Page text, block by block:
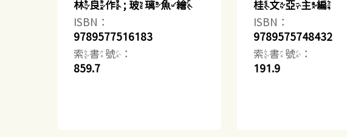
林良作 ; 玻璃魚繪
ISBN：
9789577516183
索書號：
859.7
桂文亞主編
ISBN：
9789575748432
索書號：
191.9